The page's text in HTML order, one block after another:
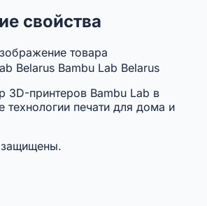
свойства
Bambu Lab Belarus
3D-принтеров Bambu Lab в
печати для дома и